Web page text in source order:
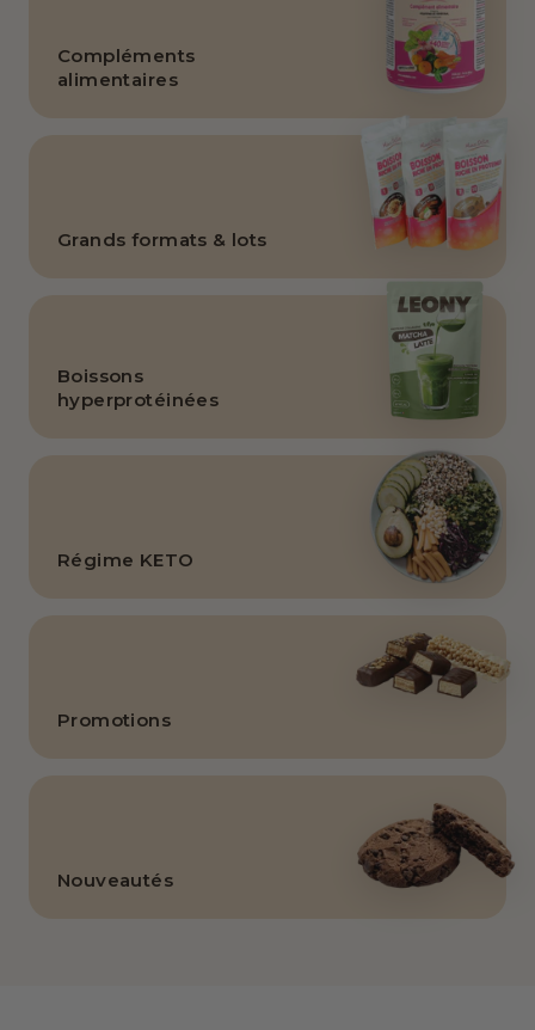
Compléments
alimentaires
Grands formats & lots
Boissons
hyperprotéinées
Régime KETO
Promotions
Nouveautés